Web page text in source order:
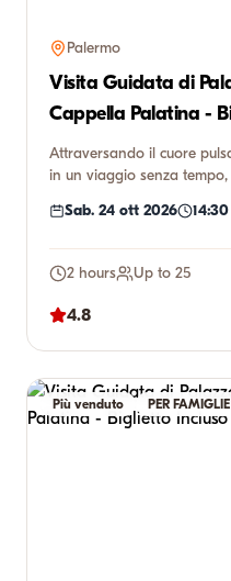
Palermo
Visita Guidata di
Cappella Palatina -
Attraversando il cuore
in un viaggio senza
Sab. 24 ott 2026 14:30
2 hours Up to 25
4.8
Più venduto PER FAMIGLIE